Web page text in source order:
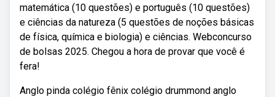
matemática (10 questões) e português (10 questões)
e ciências da natureza (5 questões de noções básicas
de física, química e biologia) e ciências. Webconcurso
de bolsas 2025. Chegou a hora de provar que você é
fera!
Anglo pinda colégio fênix colégio drummond anglo